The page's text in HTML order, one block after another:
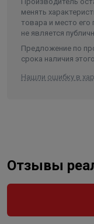
Примечание: PD -
водозаполненый
Материал рабочего
Длина в упаковке, см.
Ширина в упаковке, см.
Высота в упаковке, см.
менять
товара и место его
не является
Предложение по
срока наличия
Нашли ошибку в
Отзывы